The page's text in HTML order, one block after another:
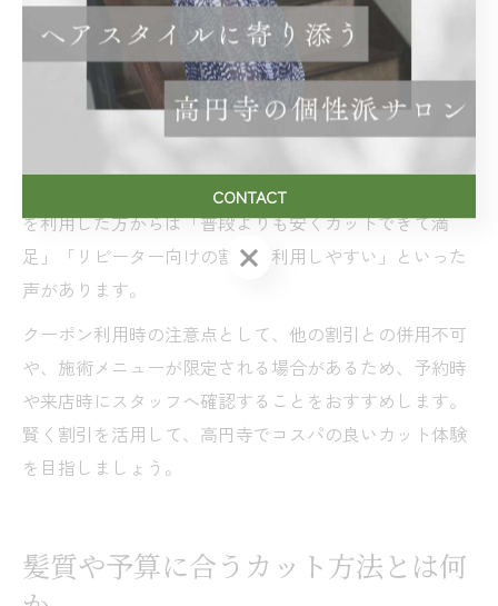
日割引、学割などを提供しています。来店前にこれらの
情報をチェックし、適用条件や有効期限を確認しましょ
特に「高円寺 美容室 安い」「高円寺 美容室 メンズ 安
の割引情報も見つかりやすくなります。実際にクーポン
を利用した方からは「普段よりも安くカットできて満
足」「リピーター向けの割引も利用しやすい」といった
声があります。
クーポン利用時の注意点として、他の割引との併用不可
や、施術メニューが限定される場合があるため、予約時
や来店時にスタッフへ確認することをおすすめします。
賢く割引を活用して、高円寺でコスパの良いカット体験
を目指しましょう。
髪質や予算に合うカット方法とは何
CONTACT
CONTACT